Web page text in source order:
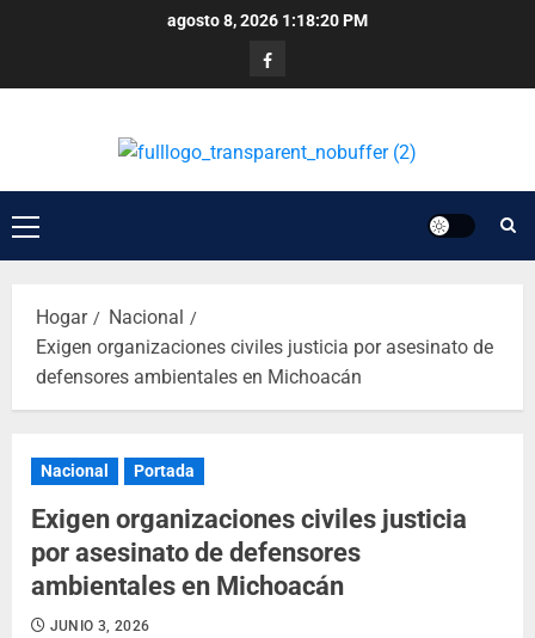
agosto 8, 2026 1:18:20 PM
Hogar
Nacional
Exigen organizaciones civiles justicia por asesinato de
defensores ambientales en Michoacán
Nacional Portada
Exigen organizaciones civiles justicia
por asesinato de defensores
ambientales en Michoacán
JUNIO 3, 2026